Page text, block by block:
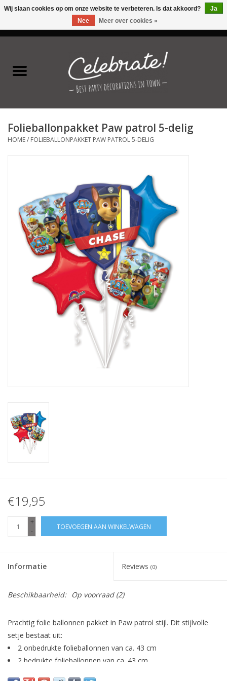
Latex ballonnen
Folie ballonnen
Verjaardag thema's
Speciale momenten
Kinderfeestjes
Cadeaus
Schmink&beauty
Folieballonpakket Paw patrol 5-delig
HOME/ FOLIEBALLONPAKKET PAW PATROL 5-DELIG
€19,95
+
-
TOEVOEGEN AAN WINKELWAGEN
Informatie Reviews (0)
Beschikbaarheid: Op voorraad(2)
Prachtig folie ballonnen pakket in Paw patrol stijl. Dit stijlvolle
setje bestaat uit:
2 onbedrukte folieballonnen van ca. 43 cm
2 bedrukte folieballonnen van ca. 43 cm
Wij slaan cookies op om onze website te verbeteren. Is dat akkoord?
Ja
Nee
Meer over cookies »